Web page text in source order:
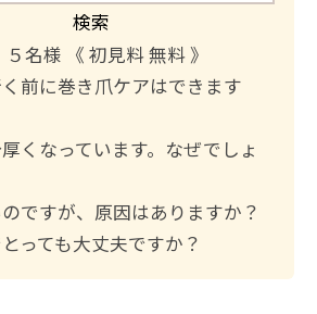
名様 《 初見料 無料 》
前に巻き爪ケアはできます
くなっています。なぜでしょ
ですが、原因はありますか？
っても大丈夫ですか？